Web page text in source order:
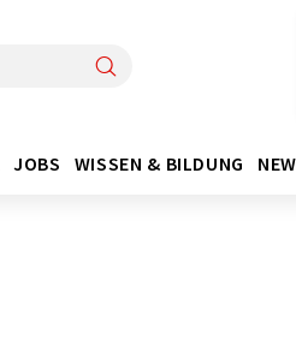
JOBS WISSEN & BILDUNG